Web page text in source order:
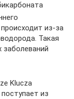
из-за
Такая
заболеваний
Klucza
из